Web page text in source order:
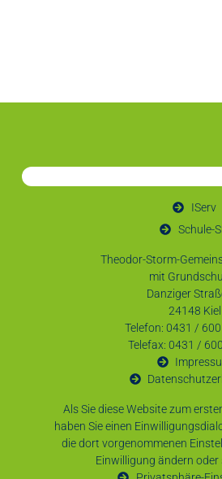
IServ
Schule-
Theodor-Storm-
mit
Danziger
24148 Kiel
Telefon: 0431 /
Telefax: 0431 /
Als Sie diese Website zum
haben Sie einen
die dort vorgenommenen
Einwilligung ändern oder